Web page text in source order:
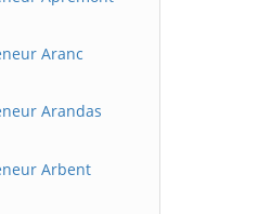
Aranc
Arandas
Arbent